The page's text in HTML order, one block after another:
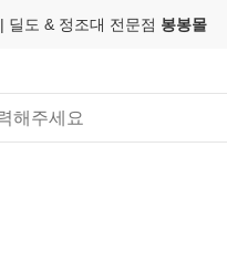
| 딜도 & 정조대 전문점 봉봉몰